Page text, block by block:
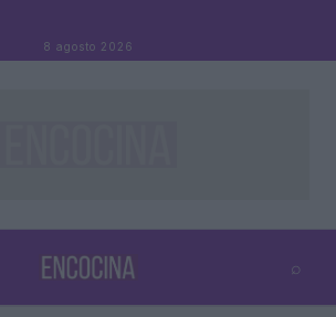
8 agosto 2026
⌕